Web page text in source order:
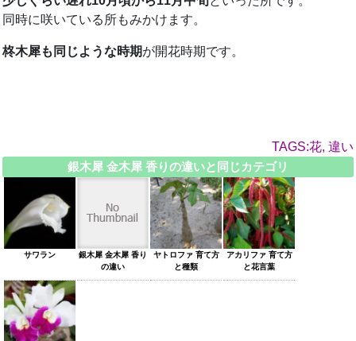
同時に咲いている所もみかけます。
柊木犀も同じような時期が開花時期です。
TAGS:花, 違い
銀木犀 金木犀 香りの違いと同じカテゴリ
サワラン
銀木犀 金木犀 香り
の違い
ヤトロファ 育て方
と種類
アカリファ 育て方
と花言葉